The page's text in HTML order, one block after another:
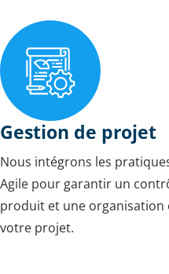
Gestion de projet
Nous intégrons les
Agile pour garantir un
produit et une organisation
votre projet.